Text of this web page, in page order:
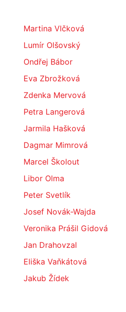
Martina Vlčková
Lumír Olšovský
Ondřej Bábor
Eva Zbrožková
Zdenka Mervová
Petra Langerová
Jarmila Hašková
Dagmar Mimrová
Marcel Školout
Libor Olma
Peter Svetlík
Josef Novák-Wajda
Veronika Prášil Gidová
Jan Drahovzal
Eliška Vaňkátová
Jakub Žídek